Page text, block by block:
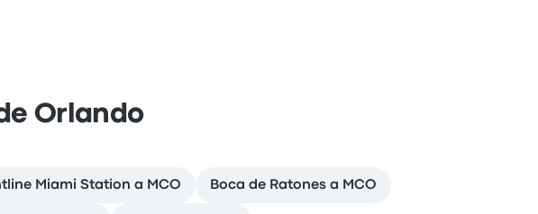
Orlando
Miami Station a MCO Boca de Ratones a MCO